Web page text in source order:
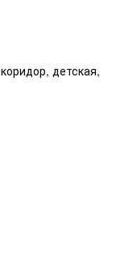
коридор, детская,